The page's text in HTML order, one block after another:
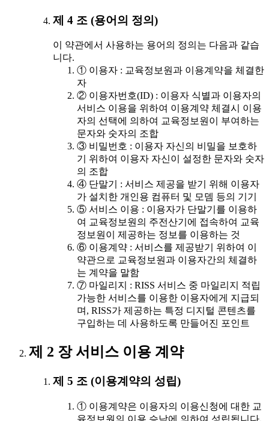
제 4 조 (용어의 정의)
이 약관에서 사용하는 용어의 정의는 다음과 같습
니다.
① 이용자 : 교육정보원과 이용계약을 체결한
자
② 이용자번호(ID) : 이용자 식별과 이용자의
서비스 이용을 위하여 이용계약 체결시 이용
자의 선택에 의하여 교육정보원이 부여하는
문자와 숫자의 조합
③ 비밀번호 : 이용자 자신의 비밀을 보호하
기 위하여 이용자 자신이 설정한 문자와 숫자
의 조합
④ 단말기 : 서비스 제공을 받기 위해 이용자
가 설치한 개인용 컴퓨터 및 모뎀 등의 기기
⑤ 서비스 이용 : 이용자가 단말기를 이용하
여 교육정보원의 주전산기에 접속하여 교육
정보원이 제공하는 정보를 이용하는 것
⑥ 이용계약 : 서비스를 제공받기 위하여 이
약관으로 교육정보원과 이용자간의 체결하
는 계약을 말함
⑦ 마일리지 : RISS 서비스 중 마일리지 적립
가능한 서비스를 이용한 이용자에게 지급되
며, RISS가 제공하는 특정 디지털 콘텐츠를
구입하는 데 사용하도록 만들어진 포인트
제 2 장 서비스 이용 계약
제 5 조 (이용계약의 성립)
① 이용계약은 이용자의 이용신청에 대한 교
육정보원의 이용 승낙에 의하여 성립됩니다.